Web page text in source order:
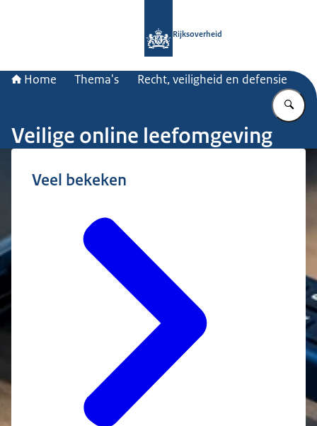
Rijksoverheid
Home Thema's Recht, veiligheid en defensie
Veilige online leefomgeving
Veel bekeken